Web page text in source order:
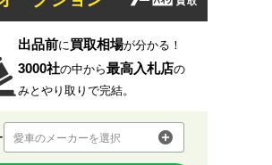
出品前に買取相場が分かる！
3000社の中から最高入札店の
みとやり取りで完結。
愛車のメーカーを選択